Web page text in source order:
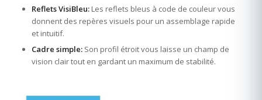
Reflets VisiBleu:Les reflets bleus à code de couleur vous
donnent des repères visuels pour un assemblage rapide
et intuitif.
Cadre simple:Son profil étroit vous laisse un champ de
vision clair tout en gardant un maximum de stabilité.